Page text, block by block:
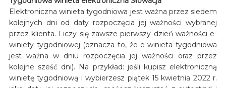
Elektroniczna winieta tygodniowa jest ważna przez siedem
kolejnych dni od daty rozpoczęcia jej ważności wybranej
przez klienta. Liczy się zawsze pierwszy dzień ważności e-
winiety tygodniowej (oznacza to, że e-winieta tygodniowa
jest ważna w dniu rozpoczęcia jej ważności oraz przez
kolejne sześć dni). Na przykład: jeśli kupisz elektroniczną
winietę tygodniową i wybierzesz piątek 15 kwietnia 2022 r.